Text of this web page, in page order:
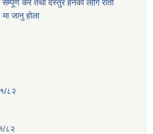
कर तथा दस्तुर हेर्नको लागि रातो
जानु होला
८२
८२